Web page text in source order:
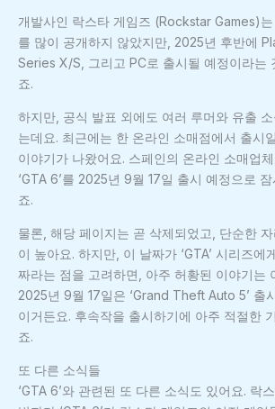
개발사인 락스타 게임즈 (Rockstar Games)
를 많이 공개하지 않았지만, 2025년 후반에
Series X/S, 그리고 PC로 출시될 예정이라는
죠.
하지만, 공식 발표 외에도 여러 루머와 유출
는데요. 최근에는 한 온라인 소매점에서 출시
이야기가 나왔어요. 스페인의 온라인 소매업
‘GTA 6’를 2025년 9월 17일 출시 예정으로
죠.
물론, 해당 페이지는 곧 삭제되었고, 단순한
이 높아요. 하지만, 이 날짜가 ‘GTA’ 시리즈에
짜라는 점을 고려하면, 아주 허황된 이야기는
2025년 9월 17일은 ‘Grand Theft Auto 5’ 출
이거든요. 후속작을 출시하기에 아주 적절한
죠.
또 다른 소식들
‘GTA 6’와 관련된 또 다른 소식도 있어요. 락